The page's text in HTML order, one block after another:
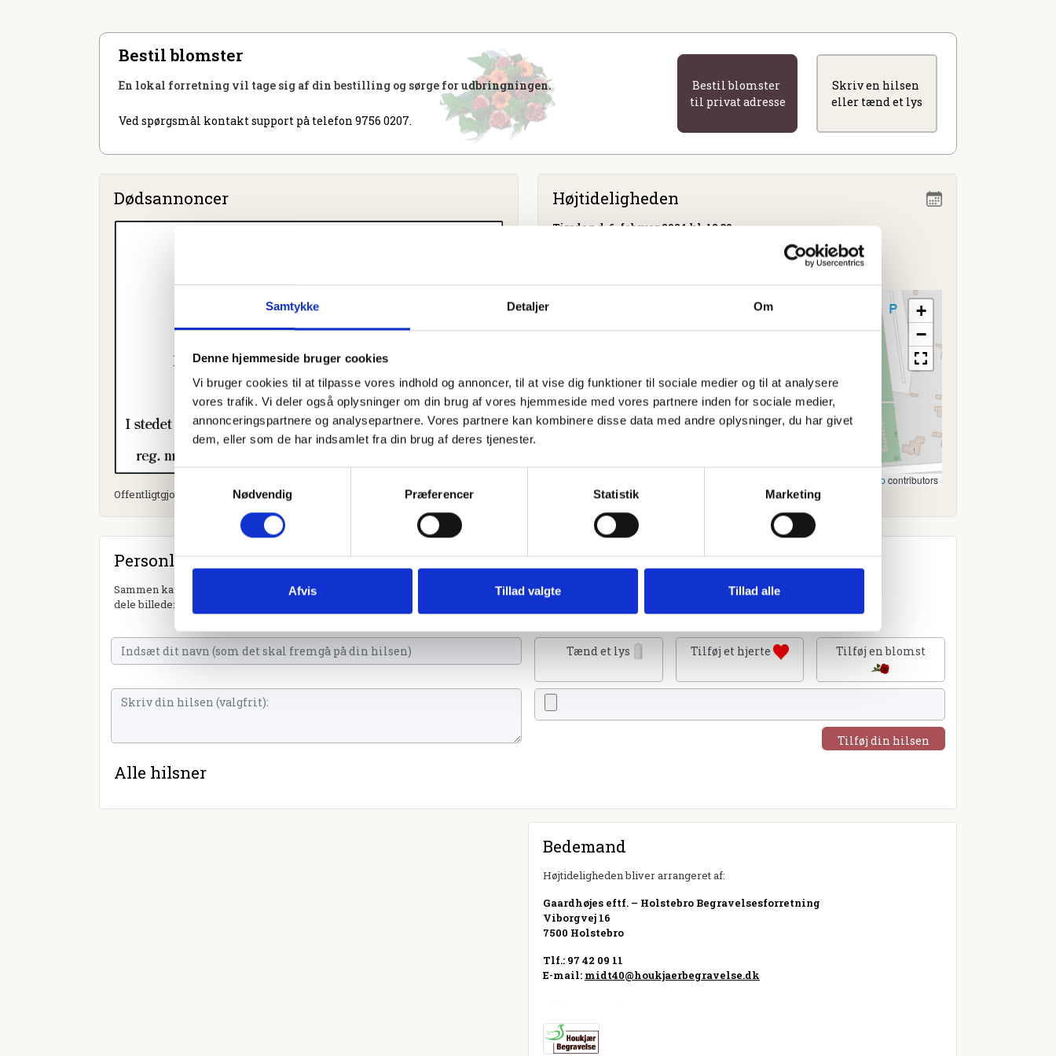
Samtykke Detaljer Om
Denne hjemmeside bruger cookies
Vi bruger cookies til at tilpasse vores indhold og annoncer, til at vise dig funktioner til sociale medier og til at analysere
vores trafik. Vi deler også oplysninger om din brug af vores hjemmeside med vores partnere inden for sociale medier,
annonceringspartnere og analysepartnere. Vores partnere kan kombinere disse data med andre oplysninger, du har givet
dem, eller som de har indsamlet fra din brug af deres tjenester.
Samtykkevalg
Nødvendig
Præferencer Statistik Marketing
Afvis Tillad valgte Tillad alle
Bestil blomster
En lokal forretning vil tage sig af din bestilling og sørge for udbringningen.
Ved spørgsmål kontakt support på telefon 9756 0207.
Bestil blomster
til privat adresse
Skriv en hilsen
eller tænd et lys
Dødsannoncer
Offentligtgjort i Dagbladet Holstebro, Struer og Lemvig d. 2. februar 2024
Højtideligheden
Tirsdagd. 6. februar 2024 kl. 12.30
+
−
OpenStreetMapcontributors
Personlig hilsen
Sammen kan vi mindes Knud Erik Nielsen. Du kan tænde et lys, skrive et mindeord,
dele billeder og video eller blot sende et hjerte eller en rose
Tænd et lys Tilføj et hjerte Tilføj en blomst
Tilføj din hilsen
Alle hilsner
Bedemand
Højtideligheden bliver arrangeret af:
Gaardhøjes eftf. – Holstebro Begravelsesforretning
Viborgvej 16
7500 Holstebro
Tlf.: 97 42 09 11
E-mail: midt40@houkjaerbegravelse.dk